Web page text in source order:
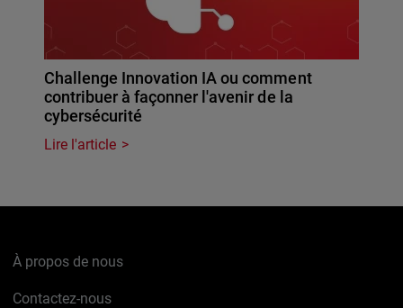
Challenge Innovation IA ou comment
contribuer à façonner l'avenir de la
cybersécurité
Lire l'article
À propos de nous
Contactez-nous